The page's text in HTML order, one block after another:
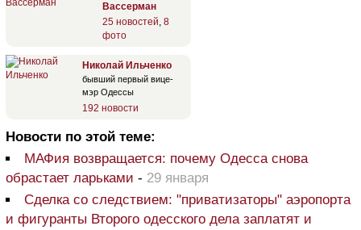
Вассерман
25 новостей, 8
фото
Николай Ильченко
бывший первый вице-
мэр Одессы
192 новости
Новости по этой теме:
МАФия возвращается: почему Одесса снова
обрастает ларьками - 29 января
Сделка со следствием: "приватизаторы" аэропорта
и фигуранты Второго одесского дела заплатят и